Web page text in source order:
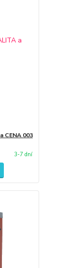
CENA 003
3-7 dní